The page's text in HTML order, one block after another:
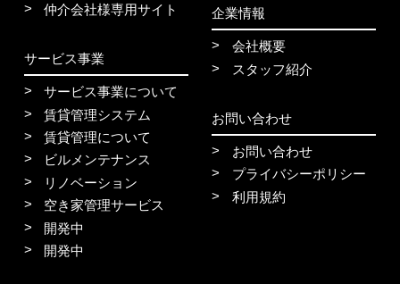
仲介会社様専用サイト
サービス事業
サービス事業について
賃貸管理システム
賃貸管理について
ビルメンテナンス
リノベーション
空き家管理サービス
開発中
開発中
企業情報
会社概要
スタッフ紹介
お問い合わせ
お問い合わせ
プライバシーポリシー
利用規約